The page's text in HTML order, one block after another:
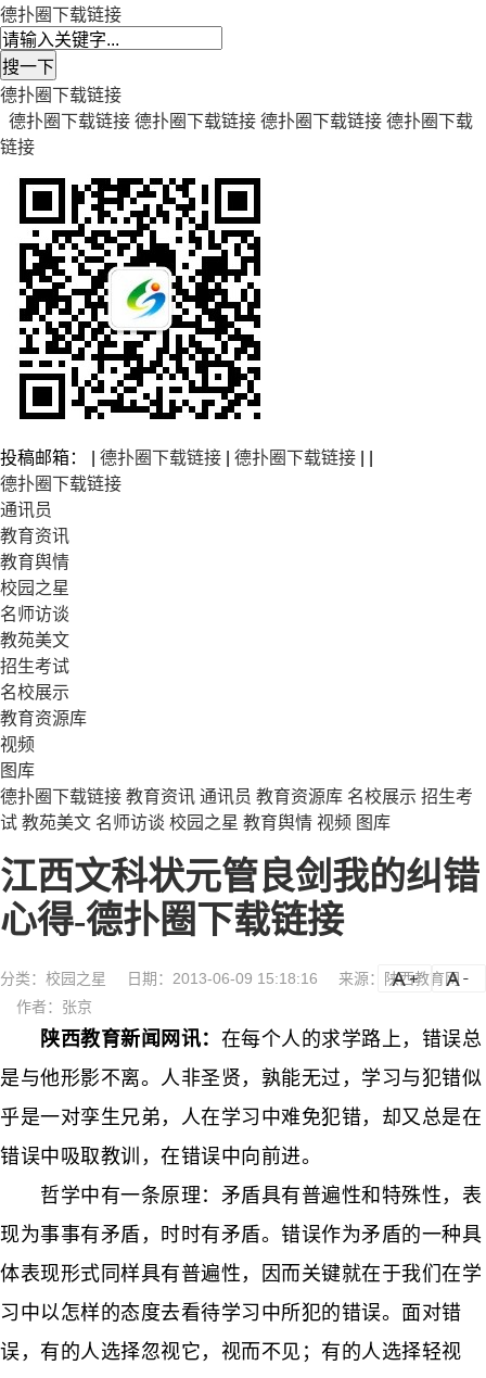
德扑圈下载链接
德扑圈下载链接
德扑圈下载链接 德扑圈下载链接 德扑圈下载链接 德扑圈下载
链接
投稿邮箱： | 德扑圈下载链接 德扑圈下载链接
德扑圈下载链接
通讯员
教育资讯
教育舆情
校园之星
名师访谈
教苑美文
招生考试
名校展示
教育资源库
视频
图库
德扑圈下载链接 教育资讯 通讯员 教育资源库 名校展示 招生考
试 教苑美文 名师访谈 校园之星 教育舆情 视频 图库
江西文科状元管良剑我的纠错
心得-德扑圈下载链接
分类： 校园之星 日期：2013-06-09 15:18:16
来源：陕西教育网
作者：张京
a
陕西教育新闻网讯： 在每个人的求学路上，错误总
是与他形影不离。人非圣贤，孰能无过，学习与犯错似
乎是一对孪生兄弟，人在学习中难免犯错，却又总是在
错误中吸取教训，在错误中向前进。
哲学中有一条原理：矛盾具有普遍性和特殊性，表
现为事事有矛盾，时时有矛盾。错误作为矛盾的一种具
体表现形式同样具有普遍性，因而关键就在于我们在学
习中以怎样的态度去看待学习中所犯的错误。面对错
误，有的人选择忽视它，视而不见；有的人选择轻视